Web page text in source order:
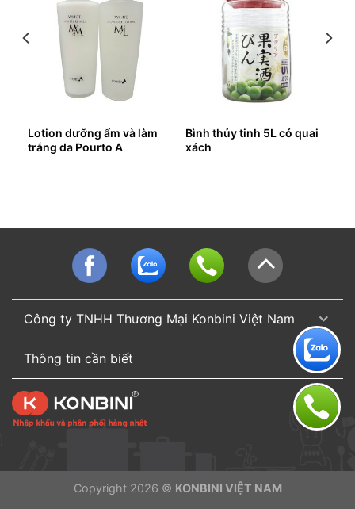
Lotion dưỡng ẩm và làm
trắng da Pourto A
Bình thủy tinh 5L có quai
xách
Công ty TNHH Thương Mại Konbini Việt Nam
Thông tin cần biết
Copyright 2026 © KONBINI VIỆT NAM